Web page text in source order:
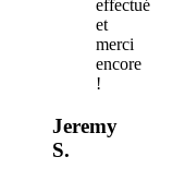
effectué
et
merci
encore
!
Jeremy
S.